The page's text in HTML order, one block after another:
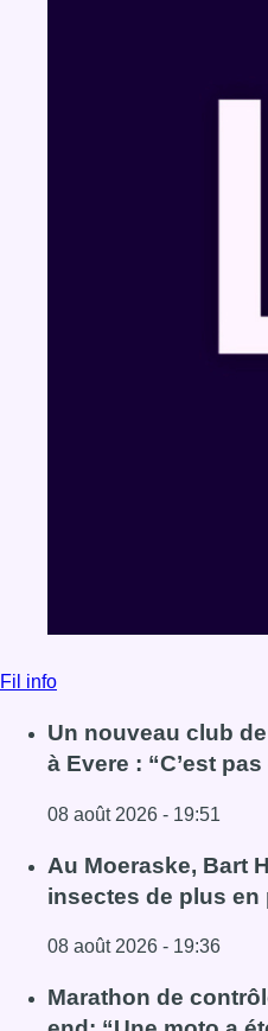
Fil info
Un nouveau club
à Evere : “C’est
08 août 2026 - 19:51
Lire l'article Un nouveau
Au Moeraske, Bart
insectes de plus en
08 août 2026 - 19:36
Lire l'article Au
Marathon de